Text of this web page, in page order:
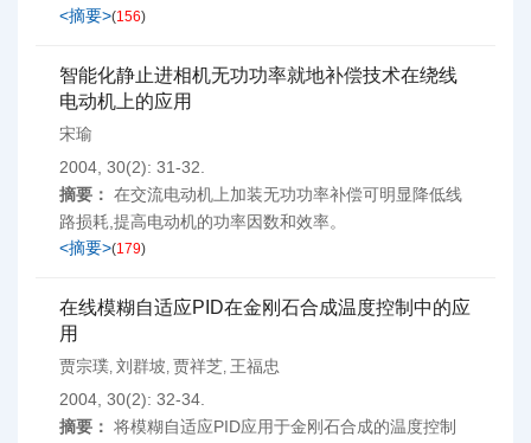
<摘要>(156)
智能化静止进相机无功功率就地补偿技术在绕线
电动机上的应用
宋瑜
2004, 30(2): 31-32.
摘要： 在交流电动机上加装无功功率补偿可明显降低线
路损耗,提高电动机的功率因数和效率。
<摘要>(179)
在线模糊自适应PID在金刚石合成温度控制中的应
用
贾宗璞, 刘群坡, 贾祥芝, 王福忠
2004, 30(2): 32-34.
摘要： 将模糊自适应PID应用于金刚石合成的温度控制